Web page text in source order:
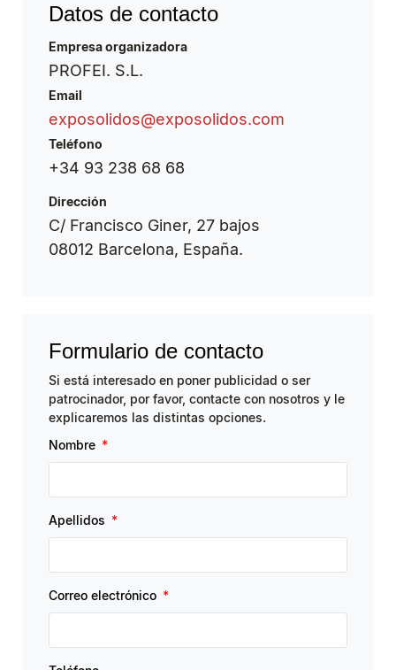
Datos de contacto
Empresa organizadora
PROFEI. S.L.
Email
exposolidos@exposolidos.com
Teléfono
+34 93 238 68 68
Dirección
C/ Francisco Giner, 27 bajos
08012 Barcelona, España.
Formulario de contacto
Si está interesado en poner publicidad o ser
patrocinador, por favor, contacte con nosotros y le
explicaremos las distintas opciones.
Nombre
Apellidos
Correo electrónico